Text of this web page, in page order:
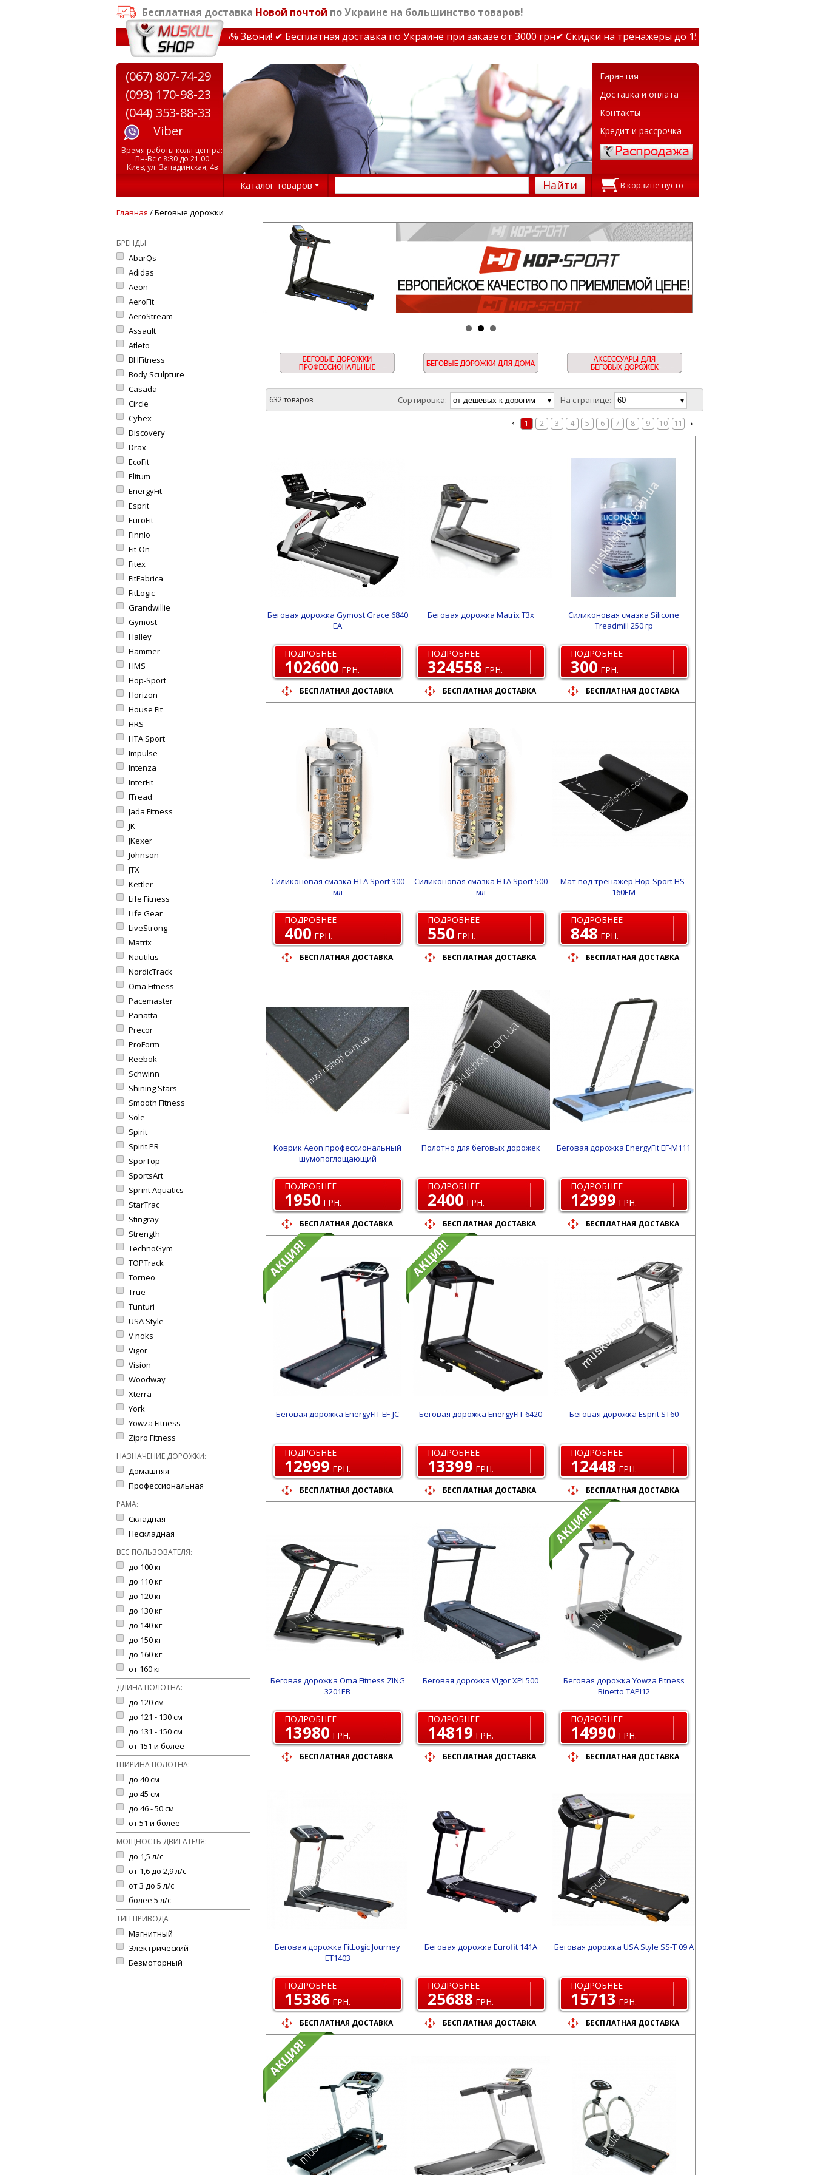
Бесплатная доставка Новой почтой по Украине на большинство товаров!
✔ Скидки на тренажеры до 15% Звони! ✔ Бесплатная доставка по Украине при заказе от 3000 грн✔ Скидки на тренажеры до 15% Звони! ✔ Бесплатная
Гарантия
Доставка и оплата
Контакты
Кредит и рассрочка
(067) 807-74-29
(093) 170-98-23
(044) 353-88-33
Viber
Время работы колл-центра:
Пн-Вс с 8:30 до 21:00
Киев, ул. Западинская, 4в
Каталог товаров Найти В корзине пусто
Главная / Беговые дорожки
БРЕНДЫ
AbarQs
Adidas
Aeon
AeroFit
AeroStream
Assault
Atleto
BHFitness
Body Sculpture
Casada
Circle
Cybex
Discovery
Drax
EcoFit
Elitum
EnergyFit
Esprit
EuroFit
Finnlo
Fit-On
Fitex
FitFabrica
FitLogic
Grandwillie
Gymost
Halley
Hammer
HMS
Hop-Sport
Horizon
House Fit
HRS
HTA Sport
Impulse
Intenza
InterFit
ITread
Jada Fitness
JK
JKexer
Johnson
JTX
Kettler
Life Fitness
Life Gear
LiveStrong
Matrix
Nautilus
NordicTrack
Oma Fitness
Pacemaster
Panatta
Precor
ProForm
Reebok
Schwinn
Shining Stars
Smooth Fitness
Sole
Spirit
Spirit PR
SporTop
SportsArt
Sprint Aquatics
StarTrac
Stingray
Strength
TechnoGym
TOPTrack
Torneo
True
Tunturi
USA Style
V noks
Vigor
Vision
Woodway
Xterra
York
Yowza Fitness
Zipro Fitness
НАЗНАЧЕНИЕ ДОРОЖКИ:
Домашняя
Профессиональная
РАМА:
Складная
Нескладная
ВЕС ПОЛЬЗОВАТЕЛЯ:
до 100 кг
до 110 кг
до 120 кг
до 130 кг
до 140 кг
до 150 кг
до 160 кг
от 160 кг
ДЛИНА ПОЛОТНА:
до 120 см
до 121 - 130 см
до 131 - 150 см
от 151 и более
ШИРИНА ПОЛОТНА:
до 40 см
до 45 см
до 46 - 50 см
от 51 и более
МОЩНОСТЬ ДВИГАТЕЛЯ:
до 1,5 л/с
от 1,6 до 2,9 л/с
от 3 до 5 л/с
более 5 л/с
ТИП ПРИВОДА
Магнитный
Электрический
Безмоторный
632 товаров Сортировка: На странице:
1 2 3 4 5 6 7 8 9 10 11
Беговая дорожка Gymost Grace 6840
EA
ПОДРОБНЕЕ
102600 ГРН.
БЕСПЛАТНАЯ ДОСТАВКА
Беговая дорожка Matrix T3x
ПОДРОБНЕЕ
324558 ГРН.
БЕСПЛАТНАЯ ДОСТАВКА
Силиконовая смазка Silicone
Treadmill 250 гр
ПОДРОБНЕЕ
300 ГРН.
БЕСПЛАТНАЯ ДОСТАВКА
Силиконовая смазка HTA Sport 300
мл
ПОДРОБНЕЕ
400 ГРН.
БЕСПЛАТНАЯ ДОСТАВКА
Силиконовая смазка HTA Sport 500
мл
ПОДРОБНЕЕ
550 ГРН.
БЕСПЛАТНАЯ ДОСТАВКА
Мат под тренажер Hop-Sport HS-
160EM
ПОДРОБНЕЕ
848 ГРН.
БЕСПЛАТНАЯ ДОСТАВКА
Коврик Aeon профессиональный
шумопоглощающий
ПОДРОБНЕЕ
1950 ГРН.
БЕСПЛАТНАЯ ДОСТАВКА
Полотно для беговых дорожек
ПОДРОБНЕЕ
2400 ГРН.
БЕСПЛАТНАЯ ДОСТАВКА
Беговая дорожка EnergyFit EF-M111
ПОДРОБНЕЕ
12999 ГРН.
БЕСПЛАТНАЯ ДОСТАВКА
Беговая дорожка EnergyFIT EF-JC
ПОДРОБНЕЕ
12999 ГРН.
БЕСПЛАТНАЯ ДОСТАВКА
Беговая дорожка EnergyFIT 6420
ПОДРОБНЕЕ
13399 ГРН.
БЕСПЛАТНАЯ ДОСТАВКА
Беговая дорожка Esprit ST60
ПОДРОБНЕЕ
12448 ГРН.
БЕСПЛАТНАЯ ДОСТАВКА
Беговая дорожка Oma Fitness ZING
3201EB
ПОДРОБНЕЕ
13980 ГРН.
БЕСПЛАТНАЯ ДОСТАВКА
Беговая дорожка Vigor XPL500
ПОДРОБНЕЕ
14819 ГРН.
БЕСПЛАТНАЯ ДОСТАВКА
Беговая дорожка Yowza Fitness
Binetto TAPI12
ПОДРОБНЕЕ
14990 ГРН.
БЕСПЛАТНАЯ ДОСТАВКА
Беговая дорожка FitLogic Journey
ET1403
ПОДРОБНЕЕ
15386 ГРН.
БЕСПЛАТНАЯ ДОСТАВКА
Беговая дорожка Eurofit 141A
ПОДРОБНЕЕ
25688 ГРН.
БЕСПЛАТНАЯ ДОСТАВКА
Беговая дорожка USA Style SS-Т 09 А
ПОДРОБНЕЕ
15713 ГРН.
БЕСПЛАТНАЯ ДОСТАВКА